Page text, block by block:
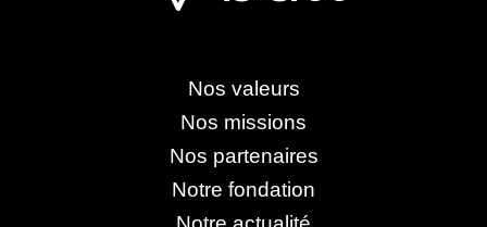
Nos valeurs
Nos missions
Nos partenaires
Notre fondation